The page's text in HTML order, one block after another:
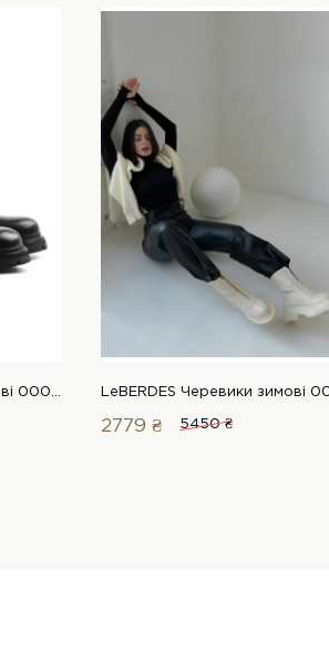
LeBERDES Черевики зимові 00000013923 1 Магазин взуття “Favorite Shoes”
2779 ₴ 5450 ₴